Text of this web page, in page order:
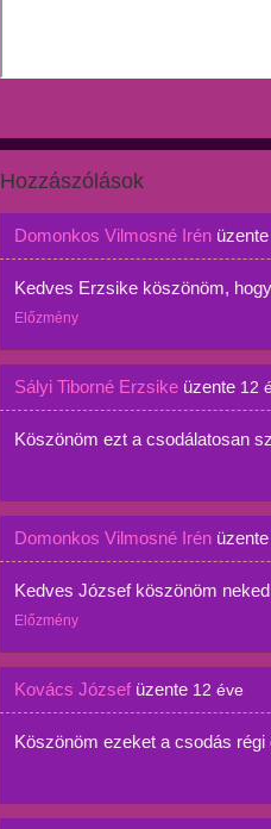
Hozzászólások
Domonkos Vilmosné Irén
Kedves Erzsike köszönöm,
Előzmény
Sályi Tiborné Erzsike üzente 12
Köszönöm ezt a csodálatosan
Domonkos Vilmosné Irén
Kedves József köszönöm
Előzmény
Kovács József üzente 12 éve
Köszönöm ezeket a csodás régi